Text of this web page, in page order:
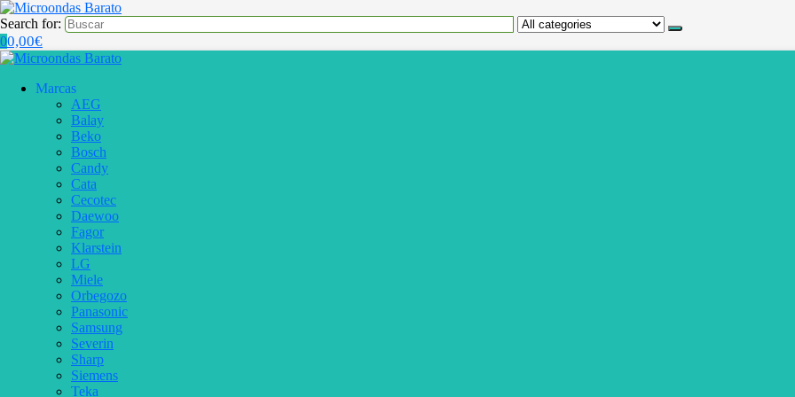
Search for:
00,00€
Marcas
AEG
Balay
Beko
Bosch
Candy
Cata
Cecotec
Daewoo
Fagor
Klarstein
LG
Miele
Orbegozo
Panasonic
Samsung
Severin
Sharp
Siemens
Teka